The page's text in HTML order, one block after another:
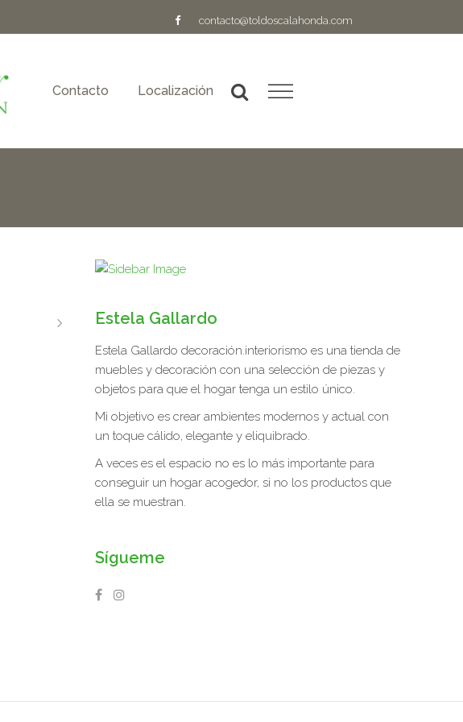
contacto@toldoscalahonda.com
Contacto Localización
Estela Gallardo
Estela Gallardo decoración.interiorismo es una tienda de
muebles y decoración con una selección de piezas y
objetos para que el hogar tenga un estilo único.
Mi objetivo es crear ambientes modernos y actual con
un toque cálido, elegante y eliquibrado.
A veces es el espacio no es lo más importante para
conseguir un hogar acogedor, si no los productos que
ella se muestran.
Sígueme